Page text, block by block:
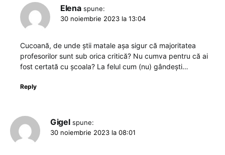
Elena spune:
30 noiembrie 2023 la 13:04
Cucoană, de unde știi matale așa sigur că majoritatea
profesorilor sunt sub orica critică? Nu cumva pentru că ai
fost certată cu școala? La felul cum (nu) gândești…
Reply
Gigel spune:
30 noiembrie 2023 la 08:01